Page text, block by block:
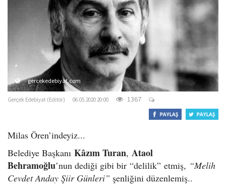
gercekedebiyat.com
Gerçek Edebiyat (Editör) 06.05.2020 20:00 1367
Milas Ören’indeyiz...
Belediye Başkanı Kâzım Turan, Ataol
Behramoğlu’nun dediği gibi bir “delilik” etmiş, “Melih
Cevdet Anday Şiir Günleri” şenliğini düzenlemiş..